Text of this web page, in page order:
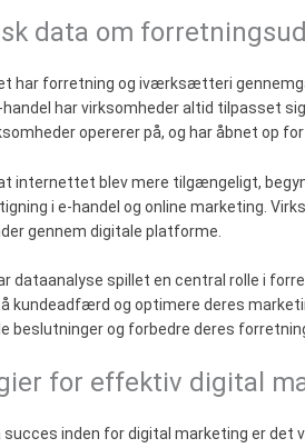
data om
har forretning og iværksætteri
har virksomheder altid tilpasset
opererer på, og har åbnet op
internettet blev mere tilgængeligt,
i e-handel og online marketing.
gennem digitale platforme.
dataanalyse spillet en central rolle i
kundeadfærd og optimere deres
beslutninger og forbedre deres
for effektiv digital
succes inden for digital marketing er